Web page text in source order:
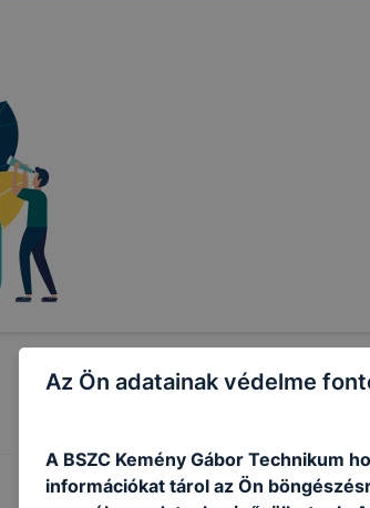
Az Ön adatainak védelme
A BSZC Kemény Gábor Technikum
információkat tárol az Ön